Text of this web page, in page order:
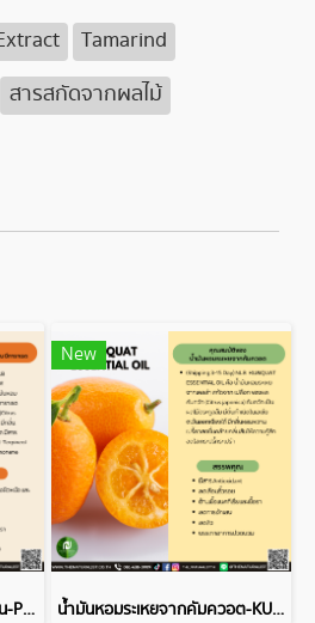
Tamarind
สารสกัดจากผลไม้
น้ำมันหอมระเหยจากเพตติเกรน-PETITGRAINBIGARADE ESSENTIAL OIL
New
น้ำมันหอมระเหยจากคัมควอต-KUMQUAT ESSENTIAL OIL